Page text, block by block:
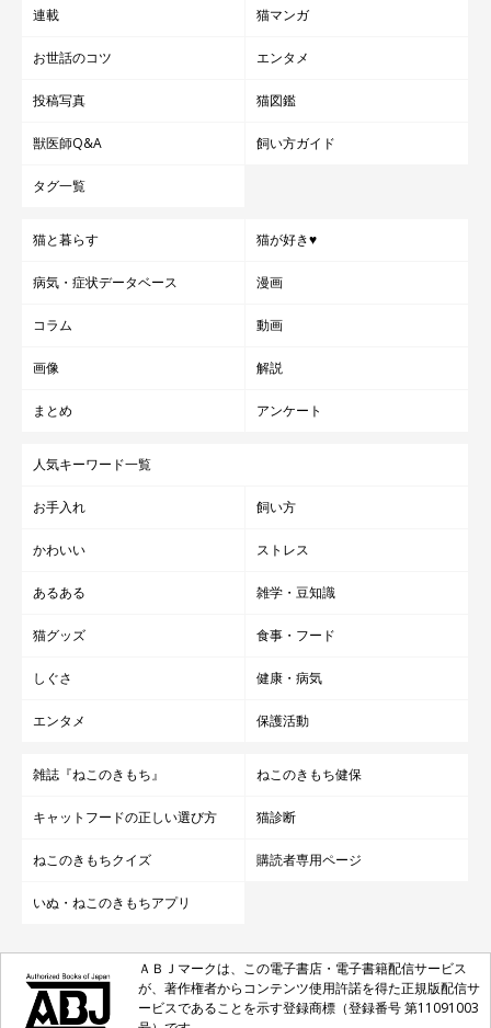
連載 猫マンガ
お世話のコツ エンタメ
投稿写真 猫図鑑
獣医師Q&A 飼い方ガイド
タグ一覧
猫と暮らす 猫が好き♥
病気・症状データベース 漫画
コラム 動画
画像 解説
まとめ アンケート
人気キーワード一覧
お手入れ 飼い方
かわいい ストレス
あるある 雑学・豆知識
猫グッズ 食事・フード
しぐさ 健康・病気
エンタメ 保護活動
雑誌『ねこのきもち』 ねこのきもち健保
キャットフードの正しい選び方 猫診断
ねこのきもちクイズ 購読者専用ページ
いぬ・ねこのきもちアプリ
ＡＢＪマークは、この電子書店・電子書籍配信サービス
が、著作権者からコンテンツ使用許諾を得た正規版配信サ
ービスであることを示す登録商標（登録番号 第11091003